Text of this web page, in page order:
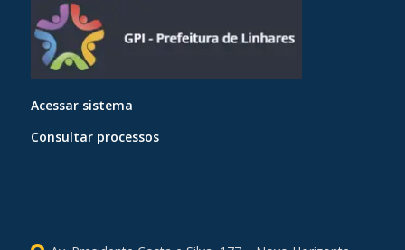
Acessar sistema
Consultar processos